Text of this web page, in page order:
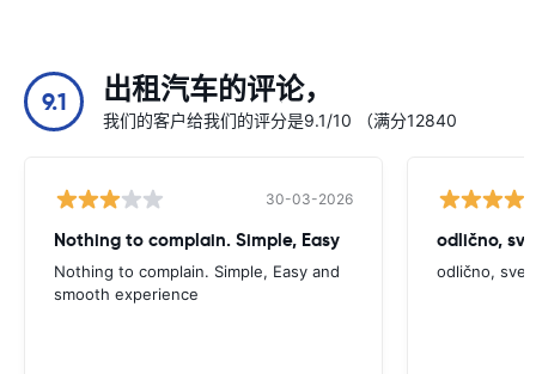
9.1 出租汽车的评论，
我们的客户给我们的评分是9.1/10 （满分12840
30-03-2026
Nothing to complain. Simple, Easy
Nothing to complain. Simple, Easy and
smooth experience
odlično,
odlično, sve